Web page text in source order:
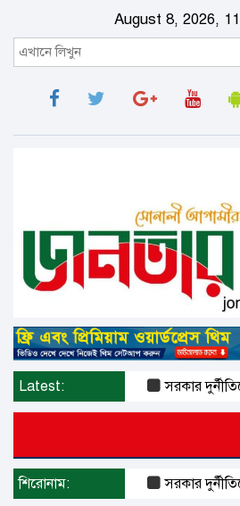
August 8, 2026,
Latest: সরকার দুর্নীতিকে
শিরোনাম: সরকার দুর্নীতিকে